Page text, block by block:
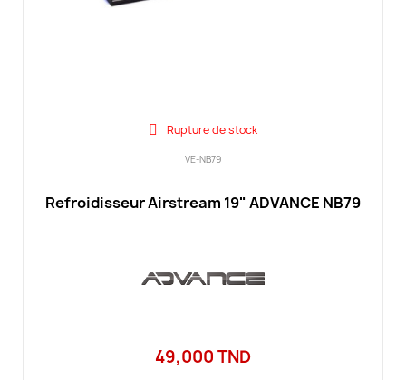
Rupture de stock
VE-NB79
Refroidisseur Airstream 19" ADVANCE NB79
49,000 TND